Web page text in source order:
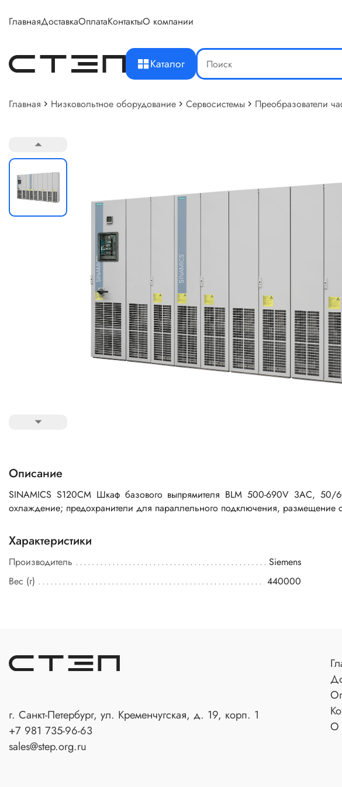
ГлавнаяДоставкаОплатаКонтактыО компании
Каталог
Главная Низковольтное оборудование Сервосистемы Преобразователи
Описание
SINAMICS S120CM Шкаф базового выпрямителя BLM 500-690V 3AC,
охлаждение; предохранители для параллельного подключения, размещение
Характеристики
Производитель
Siemens
Вес (г)
440000
г. Санкт-Петербург, ул. Кременчугская, д. 19, корп. 1
+7 981 735-96-63
sales@step.org.ru
О